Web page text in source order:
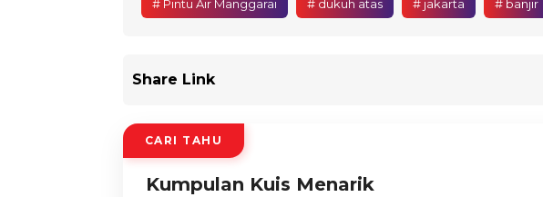
# Pintu Air Manggarai # dukuh atas # jakarta # banjir
Share Link
CARI TAHU
Kumpulan Kuis Menarik